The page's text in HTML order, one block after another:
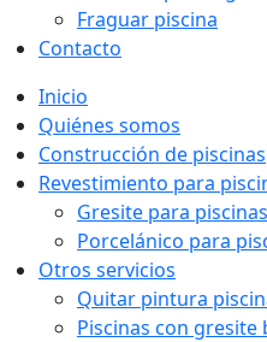
Fraguar piscina
Contacto
Inicio
Quiénes somos
Construcción de piscinas
Revestimiento para
Gresite para piscinas
Porcelánico para
Otros servicios
Quitar pintura
Piscinas con gresite